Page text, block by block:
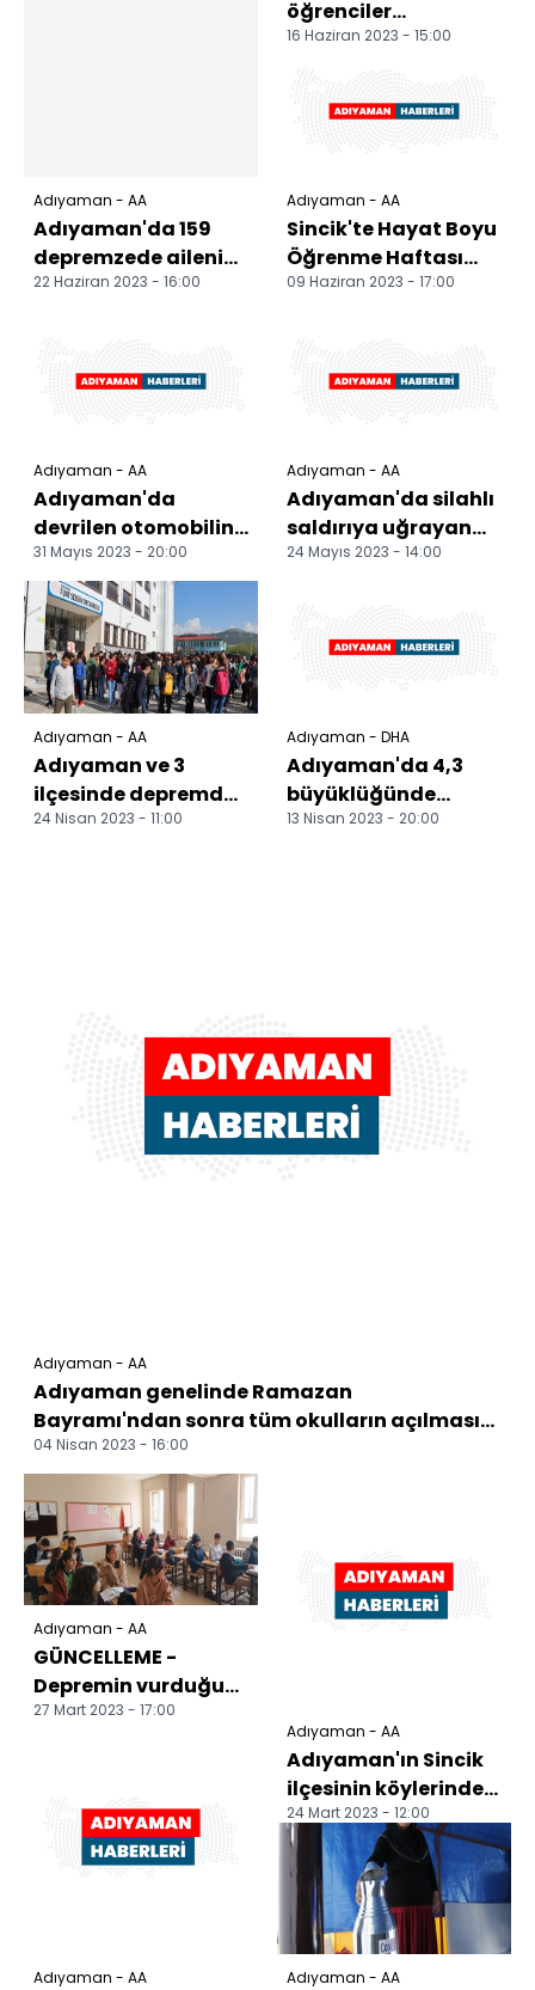
Adıyaman - AA
Adıyaman'da 159
depremzede ailenin
yeni konutları
22 Haziran 2023 - 16:00
öğrenciler
karnelerini aldı
16 Haziran 2023 - 15:00
Adıyaman - AA
Sincik'te Hayat Boyu
Öğrenme Haftası
etkinliklerle kutlandı
09 Haziran 2023 - 17:00
Adıyaman - AA
Adıyaman'da
devrilen otomobilin
sürücüsü öldü
31 Mayıs 2023 - 20:00
Adıyaman - AA
Adıyaman'da silahlı
saldırıya uğrayan
köy muhtarı öldü
24 Mayıs 2023 - 14:00
Adıyaman - AA
Adıyaman ve 3
ilçesinde depremden
77 gün sonra eğitim
24 Nisan 2023 - 11:00
Adıyaman - DHA
Adıyaman'da 4,3
büyüklüğünde
deprem
13 Nisan 2023 - 20:00
Adıyaman - AA
Adıyaman genelinde Ramazan
Bayramı'ndan sonra tüm okulların açılması
planla...
04 Nisan 2023 - 16:00
Adıyaman - AA
GÜNCELLEME -
Depremin vurduğu
Adıyaman'ın 5
27 Mart 2023 - 17:00
Adıyaman - AA
Adıyaman - AA
Adıyaman'ın Sincik
ilçesinin köylerinde
depremin verdiği
hasar görüntülendi
24 Mart 2023 - 12:00
Adıyaman - AA